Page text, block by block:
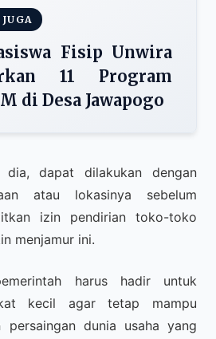
Fisip Unwira
11 Program
di Desa Jawapogo
dapat dilakukan dengan
atau lokasinya sebelum
izin pendirian toko-toko
menjamur ini.
harus hadir untuk
kecil agar tetap mampu
dunia usaha yang